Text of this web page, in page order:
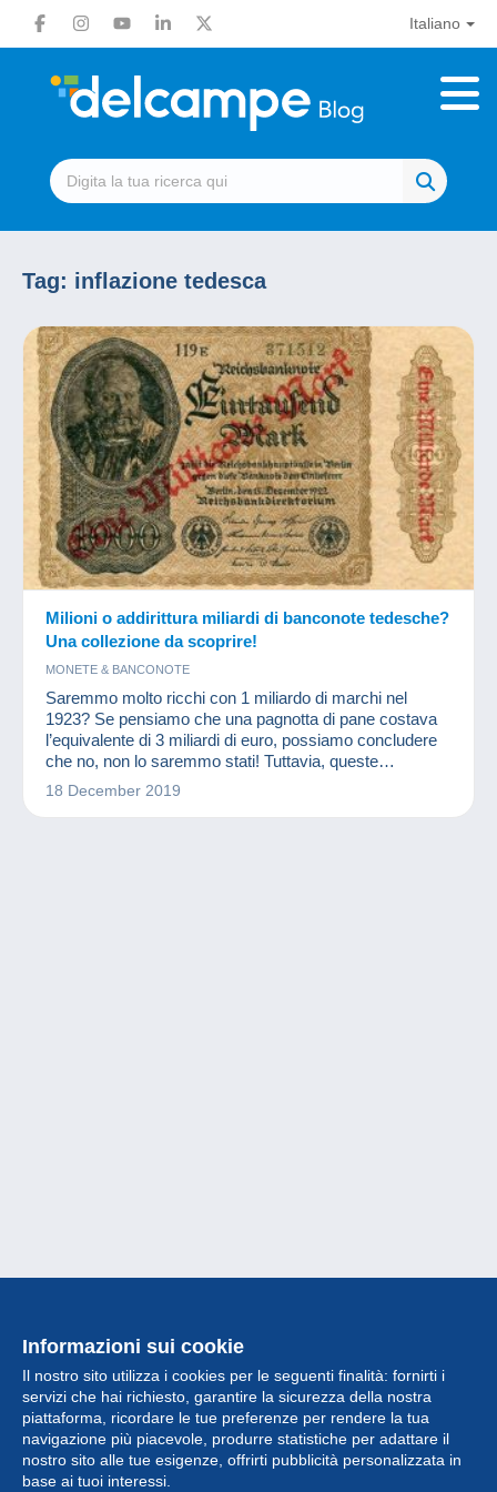
Italiano
Tag: inflazione tedesca
Milioni o addirittura miliardi di banconote tedesche?
Una collezione da scoprire!
MONETE & BANCONOTE
Saremmo molto ricchi con 1 miliardo di marchi nel
1923? Se pensiamo che una pagnotta di pane costava
l’equivalente di 3 miliardi di euro, possiamo concludere
che no, non lo saremmo stati! Tuttavia, queste
banconote fanno parte della storia monetaria mondiale e
18 December 2019
Informazioni sui cookie
Il nostro sito utilizza i cookies per le seguenti finalità: fornirti i
servizi che hai richiesto, garantire la sicurezza della nostra
piattaforma, ricordare le tue preferenze per rendere la tua
navigazione più piacevole, produrre statistiche per adattare il
nostro sito alle tue esigenze, offrirti pubblicità personalizzata in
base ai tuoi interessi.
Collezione